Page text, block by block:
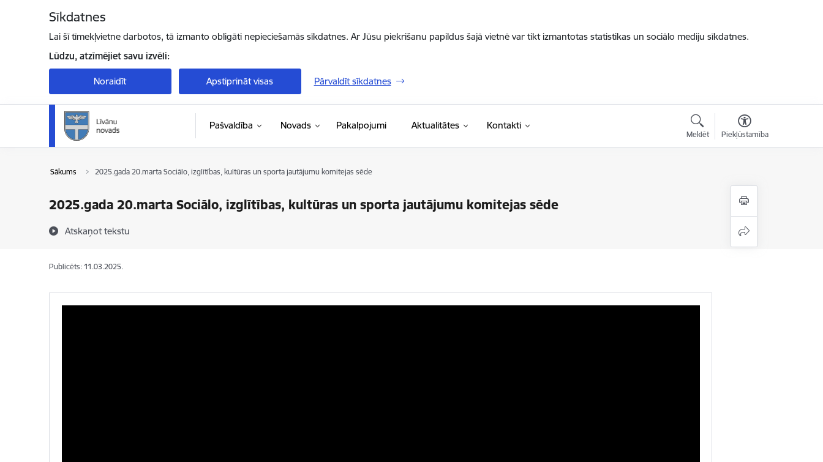
Sīkdatnes
Lai šī tīmekļvietne darbotos, tā izmanto obligāti nepieciešamās sīkdatnes. Ar Jūsu piekrišanu papildus šajā vietnē var tikt izmantotas statistikas un sociālo mediju sīkdatnes.
Lūdzu, atzīmējiet savu izvēli:
Noraidīt Apstiprināt visas Pārvaldīt sīkdatnes
Pašvaldība Novads Pakalpojumi Aktualitātes Kontakti
Meklēt Piekļūstamība
Sākums 2025.gada 20.marta Sociālo, izglītības, kultūras un sporta jautājumu komitejas sēde
2025.gada 20.marta Sociālo, izglītības, kultūras un sporta jautājumu komitejas sēde
Atskaņot tekstu
Publicēts: 11.03.2025.